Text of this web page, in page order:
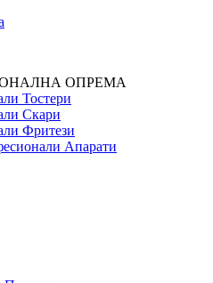
ОПРЕМА
Тостери
Скари
Фритези
Апарати